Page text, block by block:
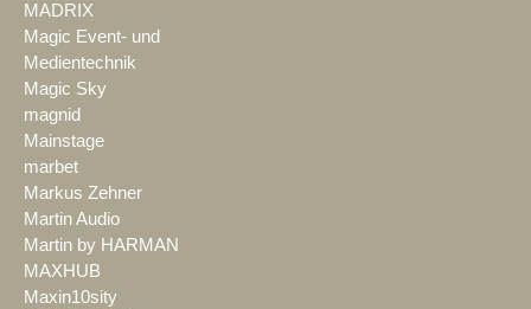
MADRIX
Magic Event- und
Medientechnik
Magic Sky
magnid
Mainstage
marbet
Markus Zehner
Martin Audio
Martin by HARMAN
MAXHUB
Maxin10sity